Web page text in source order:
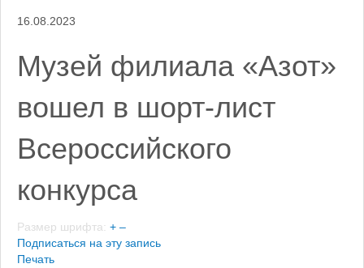
16.08.2023
Музей филиала «Азот»
вошел в шорт-лист
Всероссийского
конкурса
Размер шрифта: + –
Подписаться на эту запись
Печать